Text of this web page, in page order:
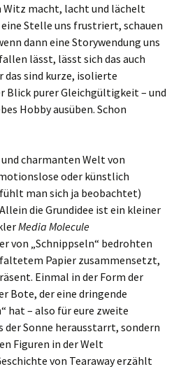
Witz macht, lacht und lächelt
Stelle uns frustriert, schauen
dann eine Storywendung uns
lässt, lässt sich das auch
das sind kurze, isolierte
Blick purer Gleichgültigkeit – und
Hobby ausüben. Schon
charmanten Welt von
oder künstlich
man sich ja beobachtet)
die Grundidee ist ein kleiner
Media Molecule
von „Schnippseln“ bedrohten
Papier zusammensetzt,
Einmal in der Form der
Bote, der eine dringende
hat – also für eure zweite
der Sonne herausstarrt, sondern
Figuren in der Welt
von Tearaway erzählt